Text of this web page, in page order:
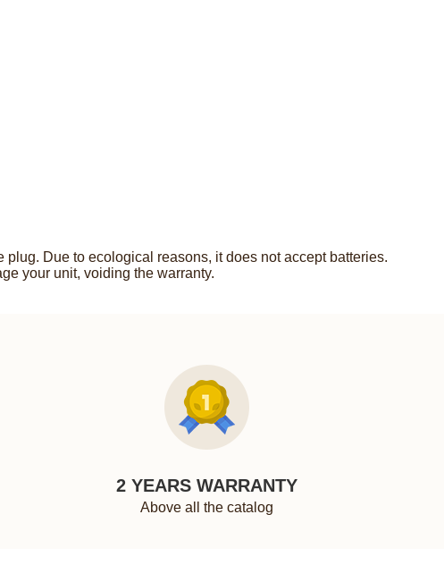
Due to ecological reasons, it does not accept batteries.
your unit, voiding the warranty.
2 YEARS WARRANTY
Above all the catalog